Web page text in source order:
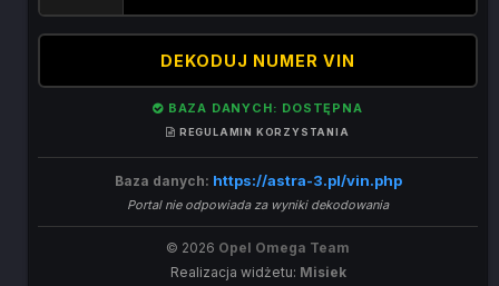
DEKODUJ NUMER VIN
BAZA DANYCH: DOSTĘPNA
REGULAMIN KORZYSTANIA
Baza danych: https://astra-3.pl/vin.php
Portal nie odpowiada za wyniki dekodowania
© 2026 Opel Omega Team
Realizacja widżetu: Misiek